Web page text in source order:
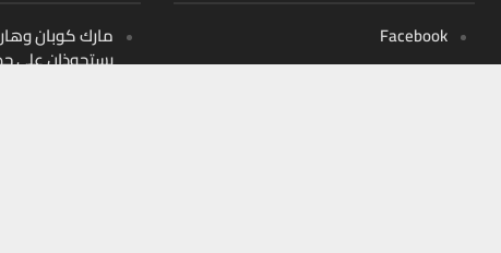
مارك كوبان
يستحوذان على
Facebook